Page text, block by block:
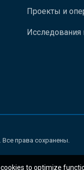
Проекты и
Исследования
Все права сохранены.
to optimize